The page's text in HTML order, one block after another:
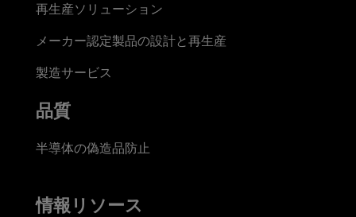
再生産ソリューション
メーカー認定製品の設計と再生産
製造サービス
品質
半導体の偽造品防止
情報リソース